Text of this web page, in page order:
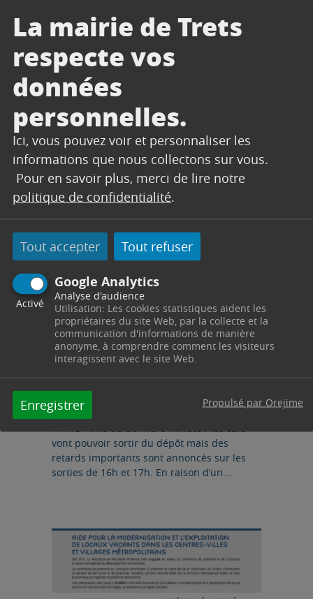
La mairie de Trets
respecte vos
données
personnelles.
Ici, vous pouvez voir et personnaliser les
informations que nous collectons sur vous.
Pour en savoir plus, merci de lire notre
politique de confidentialité.
Tout accepter Tout refuser
Google Analytics
Activé
Analyse d'audience
Utilisation: Les cookies statistiques aident les
propriétaires du site Web, par la collecte et la
communication d'informations de manière
anonyme, à comprendre comment les visiteurs
interagissent avec le site Web.
Enregistrer Propulsé par Orejime
INTERCOMMUNALE –
Changement du règlement au
1er juillet 2025
La Métropole Aix-Marseille-Provence unifie
les règles d’accès aux déchèteries pour
améliorer le service, valoriser les déchets et
garantir l’équité entre les...
METROPOLE AIX-MARSEILLE-PROVENCE, MOBILITÉ /
TRANSPORT
12/05/2025
RAMASSAGE SCOLAIRE CE
LUNDI 12 MAI 2025
vont pouvoir sortir du dépôt mais des
retards importants sont annoncés sur les
sorties de 16h et 17h. En raison d’un...
Lire l'article
Lire l'article